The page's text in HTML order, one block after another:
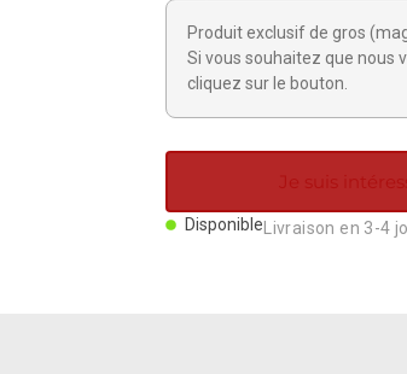
Produit exclusif de gros
Si vous souhaitez que nous
cliquez sur le bouton.
Je suis
Disponible Livraison en 3-4